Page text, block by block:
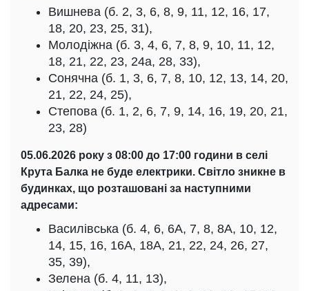
Вишнева (б. 2, 3, 6, 8, 9, 11, 12, 16, 17,
18, 20, 23, 25, 31),
Молодіжна (б. 3, 4, 6, 7, 8, 9, 10, 11, 12,
18, 21, 22, 23, 24а, 28, 33),
Сонячна (б. 1, 3, 6, 7, 8, 10, 12, 13, 14, 20,
21, 22, 24, 25),
Степова (б. 1, 2, 6, 7, 9, 14, 16, 19, 20, 21,
23, 28)
05.06.2026 року з 08:00 до 17:00 години в селі
Крута Балка не буде електрики. Світло зникне в
будинках, що розташовані за наступними
адресами:
Василівська (б. 4, 6, 6А, 7, 8, 8А, 10, 12,
14, 15, 16, 16А, 18А, 21, 22, 24, 26, 27,
35, 39),
Зелена (б. 4, 11, 13),